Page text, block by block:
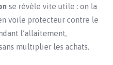
se révèle vite utile : on la
voile protecteur contre le
l’allaitement,
multiplier les achats.